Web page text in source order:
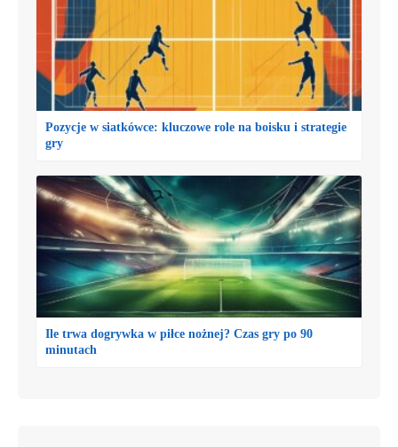
Pozycje w siatkówce: kluczowe role na boisku i strategie
gry
Ile trwa dogrywka w piłce nożnej? Czas gry po 90
minutach